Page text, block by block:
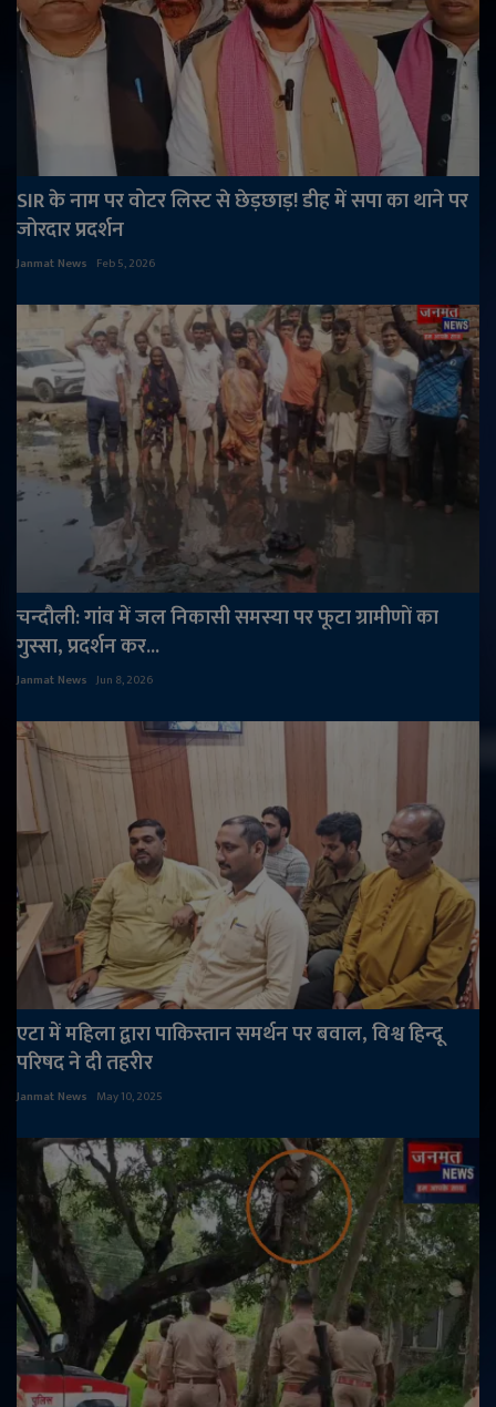
SIR के नाम पर वोटर लिस्ट से छेड़छाड़! डीह में सपा का थाने पर
जोरदार प्रदर्शन
Janmat News Feb 5, 2026
चन्दौली: गांव में जल निकासी समस्या पर फूटा ग्रामीणों का
गुस्सा, प्रदर्शन कर...
Janmat News Jun 8, 2026
एटा में महिला द्वारा पाकिस्तान समर्थन पर बवाल, विश्व हिन्दू
परिषद ने दी तहरीर
Janmat News May 10, 2025